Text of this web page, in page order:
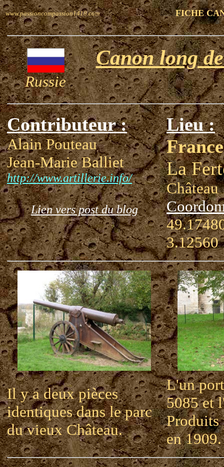
www.passioncompassion1418.com FICHE
Russie
Canon long
Contributeur :
Alain Pouteau
Jean-Marie Balliet
http://www.artillerie.info/
Lien vers post du blog
Lieu :
France
La
Château
3.12560
Il y a deux pièces
identiques dans le parc
du vieux Château.
L'un
5085 et
Produits
en 1909.